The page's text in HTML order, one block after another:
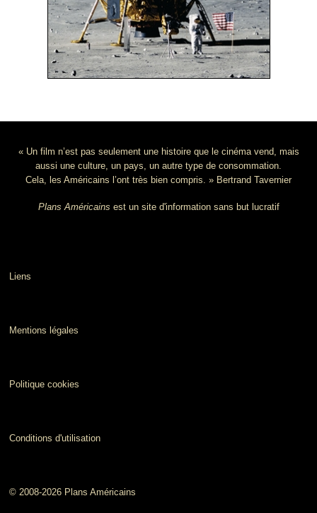
« Un film n’est pas seulement une histoire que le cinéma vend, mais
aussi une culture, un pays, un autre type de consommation.
Cela, les Américains l’ont très bien compris. » Bertrand Tavernier
Plans Américains est un site d'information sans but lucratif
Liens
Mentions légales
Politique cookies
Conditions d'utilisation
© 2008-2026 Plans Américains